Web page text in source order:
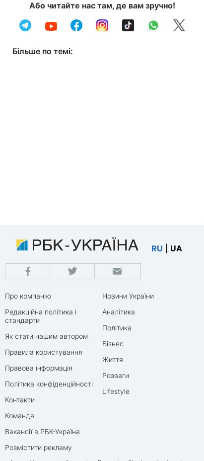
Або читайте нас там, де вам зручно!
Більше по темі:
RU UA
Про компанію
Редакційна політика і
стандарти
Як стати нашим автором
Правила користування
Правова інформація
Політика конфіденційності
Контакти
Команда
Вакансії в РБК-Україна
Розмістити рекламу
Новини України
Аналітика
Політика
Бізнес
Життя
Розваги
Lifestyle